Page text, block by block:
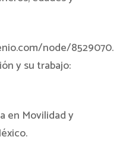
node/8529070.
y su trabajo:
en Movilidad y